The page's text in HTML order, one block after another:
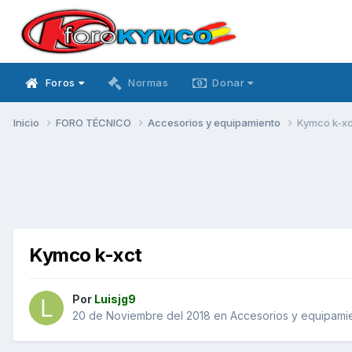
Foros Normas Donar
Inicio FORO TÉCNICO Accesorios y equipamiento Kymco k-
Kymco k-xct
Por Luisjg9
20 de Noviembre del 2018 en Accesorios y